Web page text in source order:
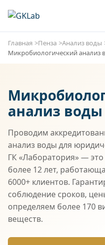
Главная Пенза
Анализ воды
Микробиологический анализ
анализ
Проводим
анализ воды для
ГК «Лаборатория» —
более 12 лет,
6000+ клиентов.
соблюдение сроков,
определяем более 170
веществ.